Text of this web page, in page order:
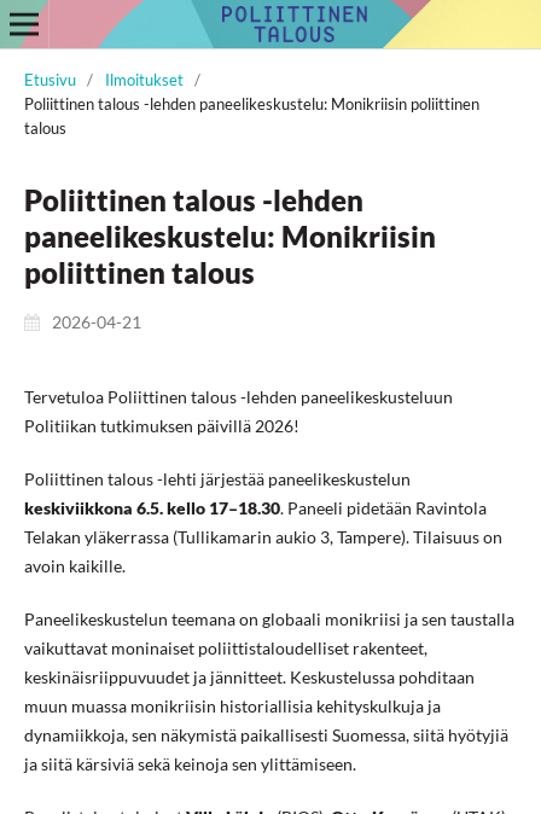
Etusivu / Ilmoitukset /
Poliittinen talous -lehden paneelikeskustelu: Monikriisin poliittinen
talous
Poliittinen talous -lehden
paneelikeskustelu: Monikriisin
poliittinen talous
2026-04-21
Tervetuloa Poliittinen talous -lehden paneelikeskusteluun
Politiikan tutkimuksen päivillä 2026!
Poliittinen talous -lehti järjestää paneelikeskustelun
keskiviikkona 6.5. kello 17–18.30. Paneeli pidetään Ravintola
Telakan yläkerrassa (Tullikamarin aukio 3, Tampere). Tilaisuus on
avoin kaikille.
Paneelikeskustelun teemana on globaali monikriisi ja sen taustalla
vaikuttavat moninaiset poliittistaloudelliset rakenteet,
keskinäisriippuvuudet ja jännitteet. Keskustelussa pohditaan
muun muassa monikriisin historiallisia kehityskulkuja ja
dynamiikkoja, sen näkymistä paikallisesti Suomessa, siitä hyötyjiä
ja siitä kärsiviä sekä keinoja sen ylittämiseen.